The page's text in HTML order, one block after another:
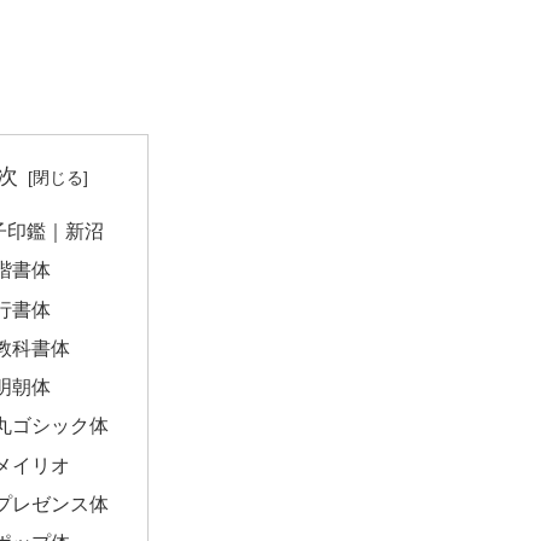
印鑑｜新沼
書体
書体
科書体
朝体
ゴシック体
イリオ
レゼンス体